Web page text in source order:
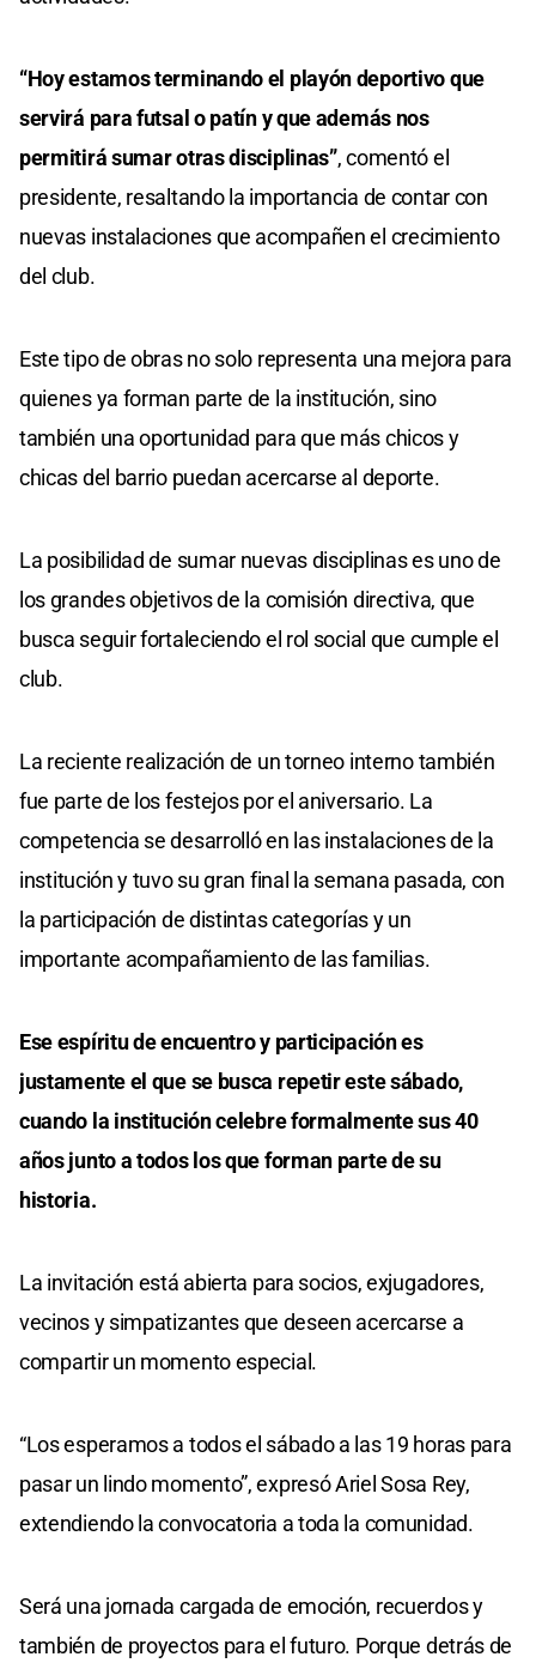
“Hoy estamos terminando el playón deportivo que
servirá para futsal o patín y que además nos
permitirá sumar otras disciplinas”, comentó el
presidente, resaltando la importancia de contar con
nuevas instalaciones que acompañen el crecimiento
del club.
Este tipo de obras no solo representa una mejora para
quienes ya forman parte de la institución, sino
también una oportunidad para que más chicos y
chicas del barrio puedan acercarse al deporte.
La posibilidad de sumar nuevas disciplinas es uno de
los grandes objetivos de la comisión directiva, que
busca seguir fortaleciendo el rol social que cumple el
club.
La reciente realización de un torneo interno también
fue parte de los festejos por el aniversario. La
competencia se desarrolló en las instalaciones de la
institución y tuvo su gran final la semana pasada, con
la participación de distintas categorías y un
importante acompañamiento de las familias.
Ese espíritu de encuentro y participación es
justamente el que se busca repetir este sábado,
cuando la institución celebre formalmente sus 40
años junto a todos los que forman parte de su
historia.
La invitación está abierta para socios, exjugadores,
vecinos y simpatizantes que deseen acercarse a
compartir un momento especial.
“Los esperamos a todos el sábado a las 19 horas para
pasar un lindo momento”, expresó Ariel Sosa Rey,
extendiendo la convocatoria a toda la comunidad.
Será una jornada cargada de emoción, recuerdos y
también de proyectos para el futuro. Porque detrás de